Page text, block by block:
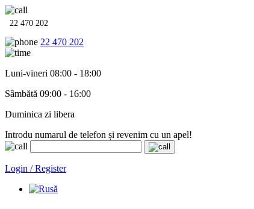
22 470 202
22 470 202
Luni-vineri 08:00 - 18:00
Sâmbătă 09:00 - 16:00
Duminica zi libera
Introdu numarul de telefon și revenim cu un apel!
Login / Register